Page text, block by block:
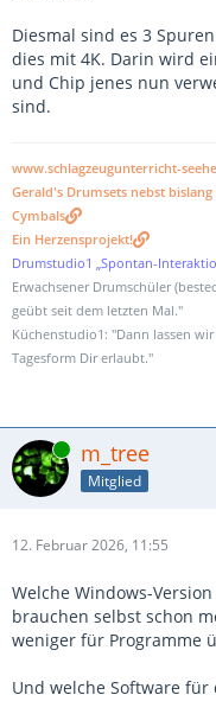
Diesmal sind es 3
dies mit 4K. Darin wird
und Chip jenes nun
sind.
www.schlagzeugunterricht-
Gerald's Drumsets nebst
Cymbals
Ein Herzensprojekt!
Drumstudio1 „Spontan-
Erwachsener Drumschüler
geübt seit dem letzten Mal."
Küchenstudio1: "Dann lassen
Tagesform Dir erlaubt."
Online m_tree
Mitglied
12. Februar 2026, 11:55
Welche Windows-
brauchen selbst schon
weniger für Programme
Und welche Software für